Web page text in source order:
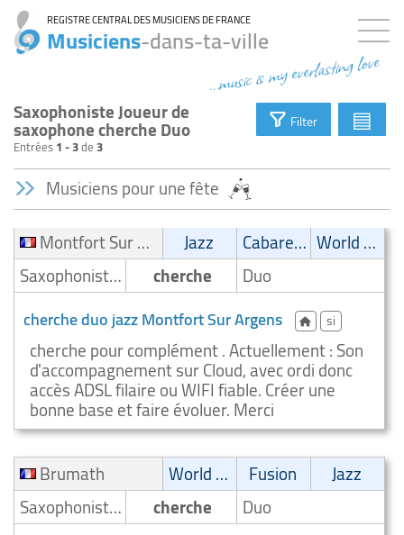
REGISTRE CENTRAL DES MUSICIENS DE FRANCE
Musiciens-dans-ta-ville
...music is my everlasting love
Saxophoniste Joueur de
saxophone cherche Duo
Entrées1 - 3de3
Filter ▤
Musiciens pour une fête
Montfort Sur Argens
Jazz Cabaret/Variétés
World Music
Saxophoniste/Joueur de saxophone
cherche Duo
cherche duo jazz Montfort Sur Argens si
cherche pour complément . Actuellement : Son
d'accompagnement sur Cloud, avec ordi donc
accès ADSL filaire ou WIFI fiable. Créer une
bonne base et faire évoluer. Merci
Brumath
World Music Fusion
Jazz
Saxophoniste/Joueur de saxophone
cherche Duo